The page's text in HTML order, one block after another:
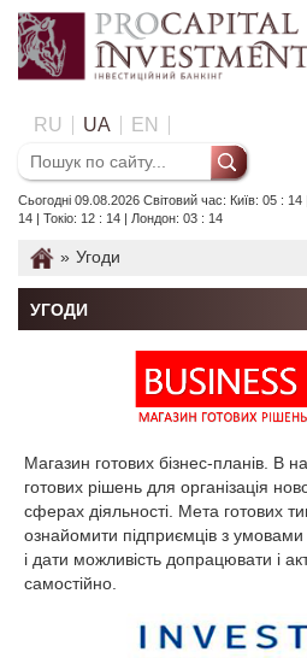
RU UA EN
Сьогодні 09.08.2026 Світовий час: Київ: 05 :
14 | Токіо: 12 : 14 | Лондон: 03 : 14
» Угоди
УГОДИ
Магазин готових бізнес-планів. В
готових рішень для організація
сферах діяльності. Мета готових
ознайомити підприємців з
і дати можливість допрацювати і
самостійно.